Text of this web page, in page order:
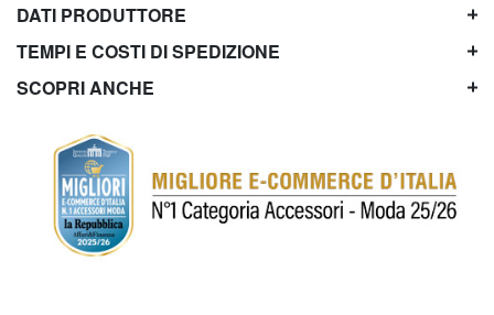
DATI PRODUTTORE
TEMPI E COSTI DI SPEDIZIONE
SCOPRI ANCHE